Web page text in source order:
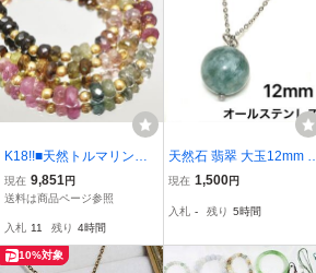
K18!!■天然トルマリンネ
ックレス■A 約12.8g 約4
2.0cm tourmaline necklac
ク グリーン DD0/DF0 U2
73
現在 9,851円
送料は商品ページ参照
入札 11 残り 4時間
天然石 翡翠 大玉12mm 3
16l サージカルステンレス
パワーストーン 翡翠ネッ
送料無料
現在 1,500円
入札 - 残り 5時間
10%対象